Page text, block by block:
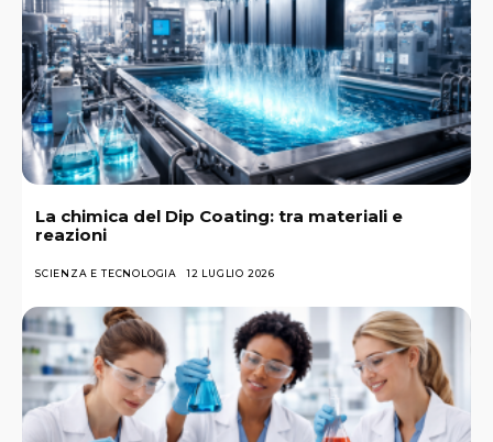
La chimica del Dip Coating: tra materiali e
reazioni
SCIENZA E TECNOLOGIA 12 LUGLIO 2026